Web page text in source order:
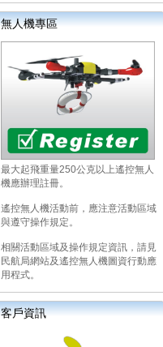
無人機專區
最大起飛重量250公克以上遙控無人
機應辦理註冊。
遙控無人機活動前，應注意活動區域
與遵守操作規定。
相關活動區域及操作規定資訊，請見
民航局網站及遙控無人機圖資行動應
用程式。
客戶資訊